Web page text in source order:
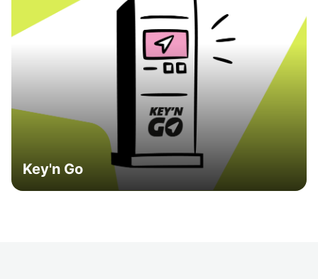
Key'n Go